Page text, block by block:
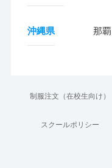
沖縄県 那覇
制服注文（在校生向け）
スクールポリシー